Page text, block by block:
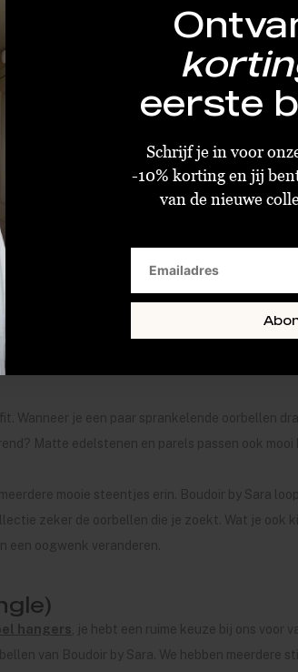
een leuk assortiment aan hangers, studs en
fijne oorbellen van Boudoir by Sara. Laat je
ringen en sierlijke hangers die bij alles in je
en geinige opties in jeugdige stijl.
zien, of je nu naar je werk gaat, op een
bij zowel een stoere
met toffetop
aanbieden die net een beetje anders zijn.
Dan zijn oorbellen van onder andereAnna
juwelenkistje!
Wanneer je een paar sprankelende oorbellen
Matte edelstenen en parels passen ook
mooie steentjes erin. Boudoir by Sara
zeker de oorbellen die je zoekt. Wat je ook
een oogwenk veranderen.
hangers
, je hebt een ruime keuze bij ons voor
van Boudoir by Sara. We hebben meerdere
eerste
Schrijf je in voor
-10% korting en jij
van de nieuwe